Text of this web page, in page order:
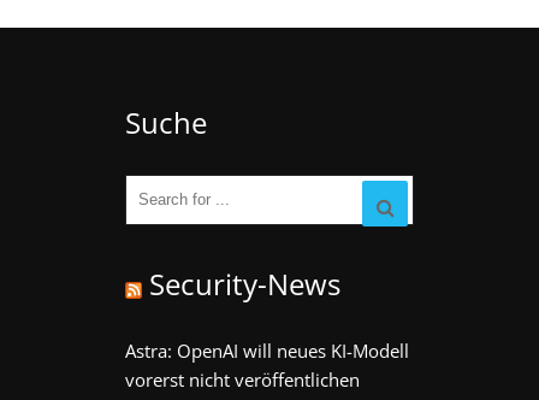
Suche
Security-News
Astra: OpenAI will neues KI-Modell
vorerst nicht veröffentlichen